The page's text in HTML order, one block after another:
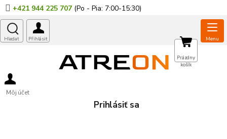
Prejsť
na
obsah
+421 944 225 707
Môj účet
Prihlásiť sa
NÁKUPNÝ
KOŠÍK
Prázdny
košík